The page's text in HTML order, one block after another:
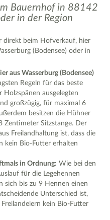
by protomaps, Protomaps©
Bauernhof in 88142
in der Region
direkt beim Hofverkauf, hier
(Bodensee) oder in
aus Wasserburg (Bodensee)
Regeln für das beste
ausgelegten
großzügig, für maximal 6
besitzen die Hühner
Zentimeter Sitzstange. Der
Freilandhaltung ist, dass die
kein Bio-Futter erhalten
in Ordnung: Wie bei den
für die Legehennen
sich bis zu 9 Hennen einen
Unterschied ist,
kein Bio-Futter